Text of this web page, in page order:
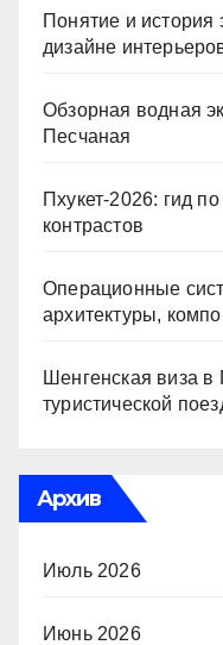
Понятие и история
дизайне
Обзорная водная
Песчаная
Пхукет-2026: гид
контрастов
Операционные
архитектуры,
Шенгенская виза в
туристической
Архив
Июль 2026
Июнь 2026